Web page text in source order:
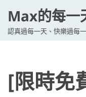
Max的每一
認真過每一天、快樂過每
[限時免